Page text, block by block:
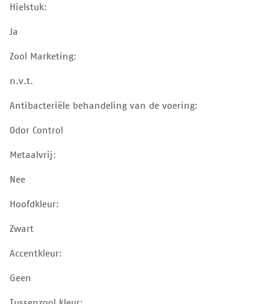
Hielstuk:
Ja
Zool Marketing:
n.v.t.
Antibacteriële behandeling van de voering:
Odor Control
Metaalvrij:
Nee
Hoofdkleur:
Zwart
Accentkleur:
Geen